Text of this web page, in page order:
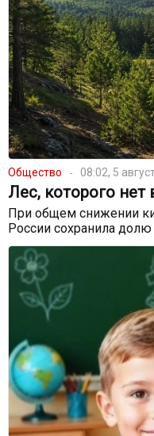
Общество 08:02, 5
Лес, которого нет
При общем снижении
России сохранила долю